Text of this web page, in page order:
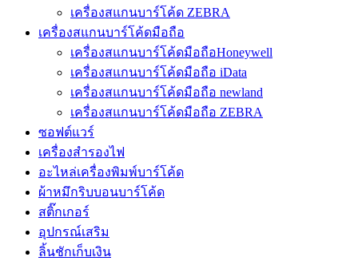
เครื่องสแกนบาร์โค้ด ZEBRA
เครื่องสแกนบาร์โค้ดมือถือ
เครื่องสแกนบาร์โค้ดมือถือHoneywell
เครื่องสแกนบาร์โค้ดมือถือ iData
เครื่องสแกนบาร์โค้ดมือถือ newland
เครื่องสแกนบาร์โค้ดมือถือ ZEBRA
ซอฟต์แวร์
เครื่องสำรองไฟ
อะไหล่เครื่องพิมพ์บาร์โค้ด
ผ้าหมึกริบบอนบาร์โค้ด
สติ๊กเกอร์
อุปกรณ์เสริม
ลิ้นชักเก็บเงิน